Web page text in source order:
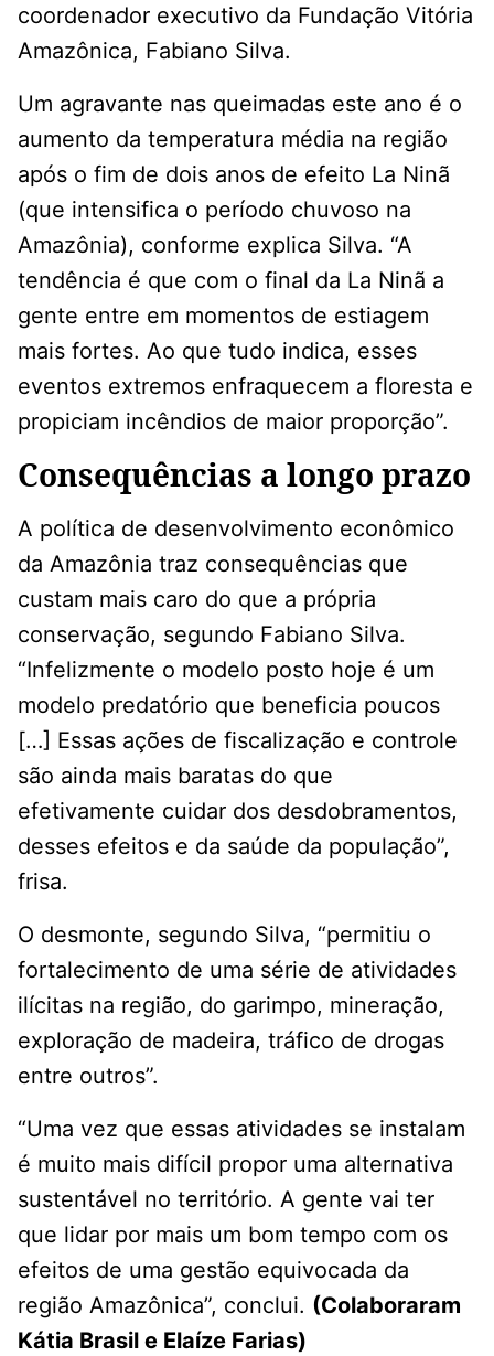
coordenador executivo da Fundação Vitória
Amazônica, Fabiano Silva.
Um agravante nas queimadas este ano é o
aumento da temperatura média na região
após o fim de dois anos de efeito La Ninã
(que intensifica o período chuvoso na
Amazônia), conforme explica Silva. “A
tendência é que com o final da La Ninã a
gente entre em momentos de estiagem
mais fortes. Ao que tudo indica, esses
eventos extremos enfraquecem a floresta e
propiciam incêndios de maior proporção”.
Consequências a longo prazo
A política de desenvolvimento econômico
da Amazônia traz consequências que
custam mais caro do que a própria
conservação, segundo Fabiano Silva.
“Infelizmente o modelo posto hoje é um
modelo predatório que beneficia poucos
[…] Essas ações de fiscalização e controle
são ainda mais baratas do que
efetivamente cuidar dos desdobramentos,
desses efeitos e da saúde da população”,
frisa.
O desmonte, segundo Silva, “permitiu o
fortalecimento de uma série de atividades
ilícitas na região, do garimpo, mineração,
exploração de madeira, tráfico de drogas
entre outros”.
“Uma vez que essas atividades se instalam
é muito mais difícil propor uma alternativa
sustentável no território. A gente vai ter
que lidar por mais um bom tempo com os
efeitos de uma gestão equivocada da
região Amazônica”, conclui. (Colaboraram
Kátia Brasil e Elaíze Farias)